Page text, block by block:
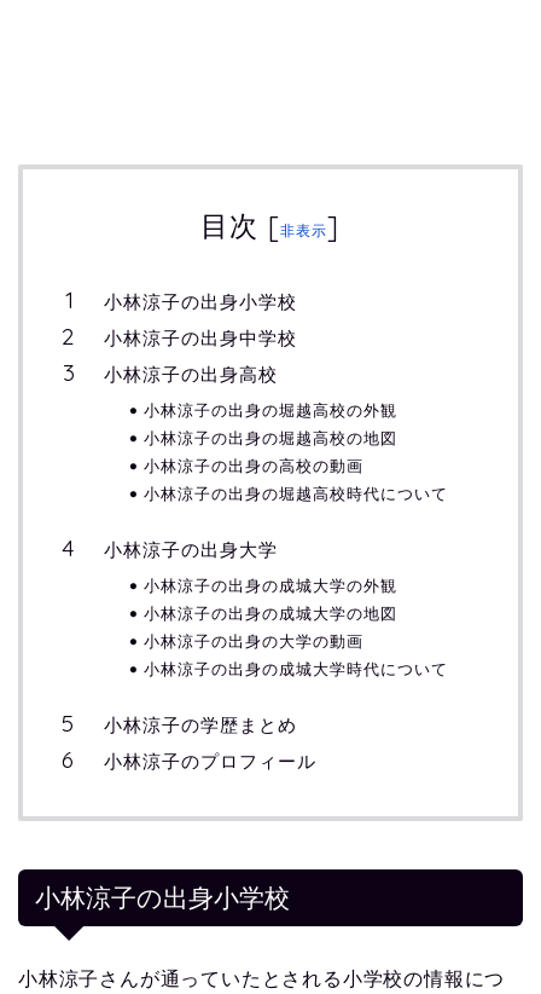
目次 [非表示]
小林涼子の出身小学校
小林涼子の出身中学校
小林涼子の出身高校
小林涼子の出身の堀越高校の外観
小林涼子の出身の堀越高校の地図
小林涼子の出身の高校の動画
小林涼子の出身の堀越高校時代について
小林涼子の出身大学
小林涼子の出身の成城大学の外観
小林涼子の出身の成城大学の地図
小林涼子の出身の大学の動画
小林涼子の出身の成城大学時代について
小林涼子の学歴まとめ
小林涼子のプロフィール
小林涼子の出身小学校
小林涼子さんが通っていたとされる小学校の情報につ